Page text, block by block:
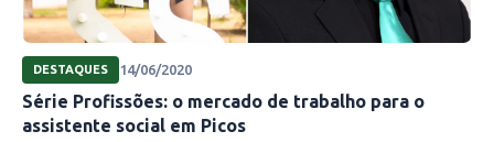
DESTAQUES 14/06/2020
Série Profissões: o mercado de trabalho para o
assistente social em Picos